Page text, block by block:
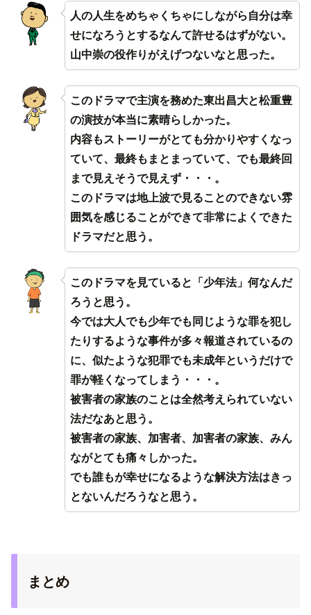
人の人生をめちゃくちゃにしながら自分は幸
せになろうとするなんて許せるはずがない。
山中崇の役作りがえげつないなと思った。
このドラマで主演を務めた東出昌大と松重豊
の演技が本当に素晴らしかった。
内容もストーリーがとても分かりやすくなっ
ていて、最終もまとまっていて、でも最終回
まで見えそうで見えず・・・。
このドラマは地上波で見ることのできない雰
囲気を感じることができて非常によくできた
ドラマだと思う。
このドラマを見ていると「少年法」何なんだ
ろうと思う。
今では大人でも少年でも同じような罪を犯し
たりするような事件が多々報道されているの
に、似たような犯罪でも未成年というだけで
罪が軽くなってしまう・・・。
被害者の家族のことは全然考えられていない
法だなあと思う。
被害者の家族、加害者、加害者の家族、みん
ながとても痛々しかった。
でも誰もが幸せになるような解決方法はきっ
とないんだろうなと思う。
まとめ